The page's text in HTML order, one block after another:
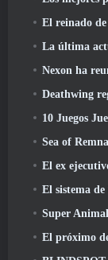
El reinado de Talon
La última
Nexon ha reunido un
Deathwing
10 Juegos Juegos
Sea of
El ex ejecutivo de
El sistema de
Super Animal Royale
El próximo